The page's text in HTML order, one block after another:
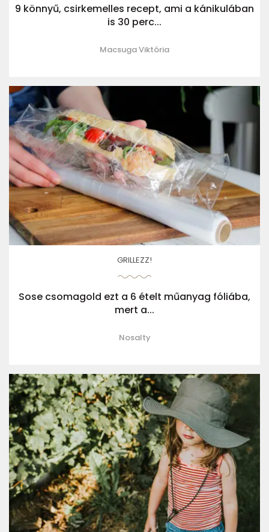
9 könnyű, csirkemelles recept, ami a kánikulában
is 30 perc...
Macsuga Viktória
GRILLEZZ!
Sose csomagold ezt a 6 ételt műanyag fóliába,
mert a...
Nosalty